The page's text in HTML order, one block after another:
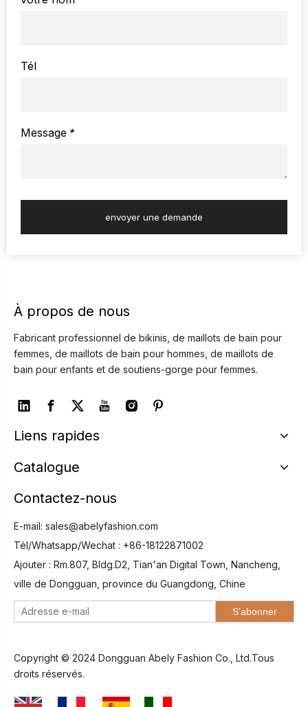
Tél
*
Message
envoyer une demande
À propos de nous
Fabricant professionnel de bikinis, de maillots de bain pour
femmes, de maillots de bain pour hommes, de maillots de
bain pour enfants et de soutiens-gorge pour femmes.
Liens rapides
Catalogue
Contactez-nous
E-mail: sales@abelyfashion.com
Tél/Whatsapp/Wechat : +86-18122871002
Ajouter : Rm.807, Bldg.D2, Tian'an Digital Town, Nancheng,
ville de Dongguan, province du Guangdong, Chine
S’abonner
Copyright © 2024 Dongguan Abely Fashion Co., Ltd.Tous
droits réservés.